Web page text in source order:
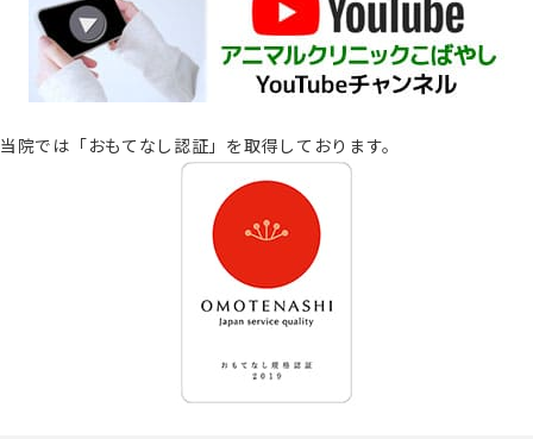
当院では「おもてなし認証」を取得しております。